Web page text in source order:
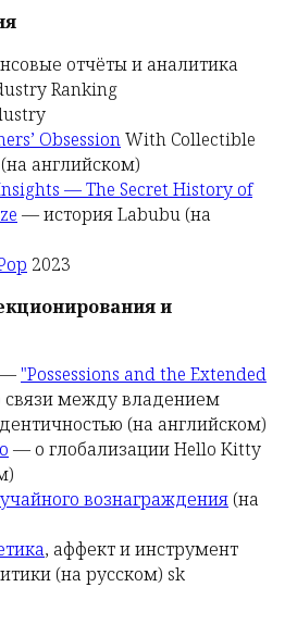
отчёты и аналитика
Ranking
ObsessionWith Collectible
английском)
— The Secret History of
— история Labubu (на
2023
и
—"Possessions and the Extended
между владением
(на английском)
— о глобализации Hello Kitty
вознаграждения (на
, аффект и инструмент
(на русском) sk